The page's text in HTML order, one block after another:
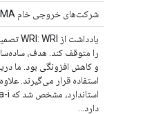
شرکت‌های خروجی خام FORMA
دارد...